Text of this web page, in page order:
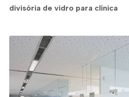
divisória de vidro para clínica